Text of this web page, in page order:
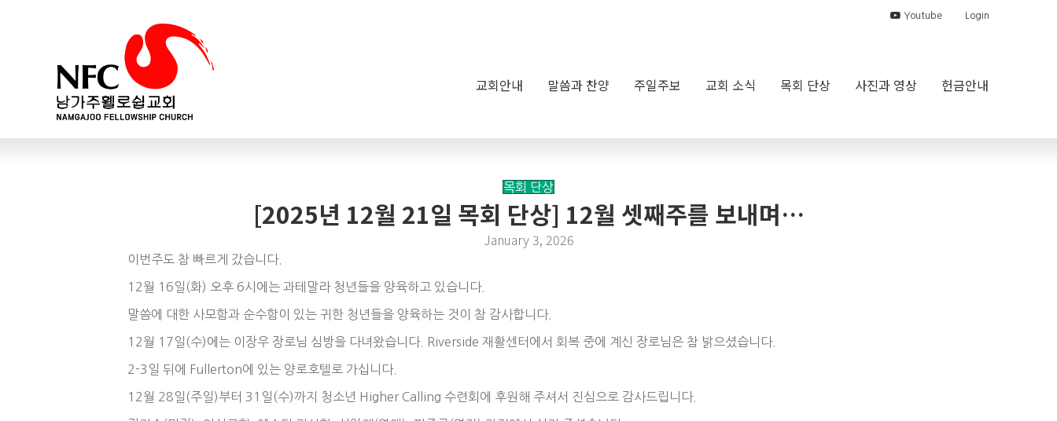
Youtube Login
교회안내 말씀과 찬양 주일주보 교회 소식 목회 단상 사진과 영상 헌금안내
목회 단상
[2025년 12월 21일 목회 단상] 12월 셋째주를 보내며…
January 3, 2026
이번주도 참 빠르게 갔습니다.
12월 16일(화) 오후 6시에는 과테말라 청년들을 양육하고 있습니다.
말씀에 대한 사모함과 순수함이 있는 귀한 청년들을 양육하는 것이 참 감사합니다.
12월 17일(수)에는 이장우 장로님 심방을 다녀왔습니다. Riverside 재활센터에서 회복 중에 계신 장로님은 참 밝으셨습니다.
2-3일 뒤에 Fullerton에 있는 양로호텔로 가십니다.
12월 28일(주일)부터 31일(수)까지 청소년 Higher Calling 수련회에 후원해 주셔서 진심으로 감사드립니다.